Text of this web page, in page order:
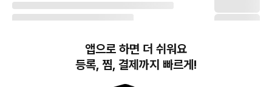
앱으로 하면 더 쉬워요
등록, 찜, 결제까지 빠르게!